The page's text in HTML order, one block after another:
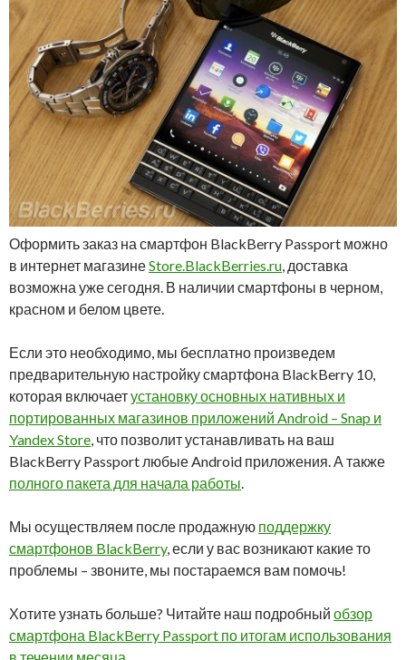
Оформить заказ на смартфон BlackBerry Passport можно
в интернет магазинеStore.BlackBerries.ru, доставка
возможна уже сегодня. В наличии смартфоны в черном,
красном и белом цвете.
Если это необходимо, мы бесплатно произведем
предварительную настройку смартфона BlackBerry 10,
которая включаетустановку основных нативных и
портированных магазинов приложений Android – Snap и
Yandex Store, что позволит устанавливать на ваш
BlackBerry Passport любые Android приложения. А также
полного пакета для начала работы.
Мы осуществляем после продажную поддержку
смартфонов BlackBerry, если у вас возникают какие то
проблемы – звоните, мы постараемся вам помочь!
Хотите узнать больше? Читайте наш подробный обзор
смартфона BlackBerry Passport по итогам использования